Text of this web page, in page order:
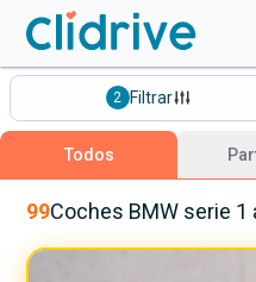
Comprar Coche
Todos Los Coches
Profesional
2 Filtrar
Todos
99Coches BMW serie 1